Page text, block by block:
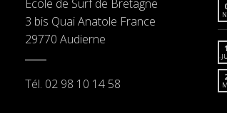
Ecole de Surf de Bretagne
3 bis Quai Anatole France
29770 Audierne
Tél. 02 98 10 14 58